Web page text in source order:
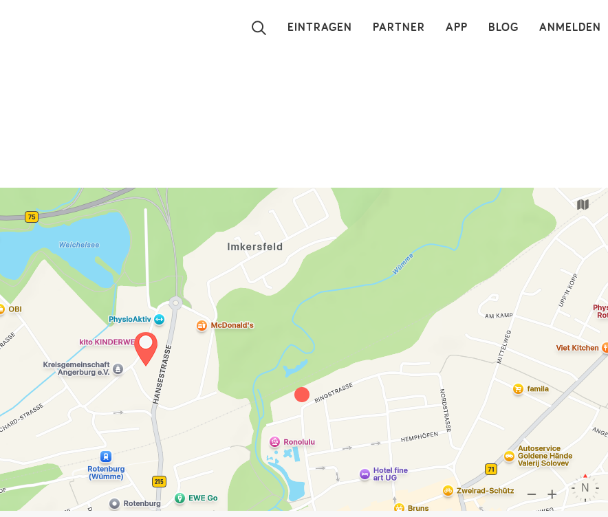
ANMELDEN
BLOG
APP
PARTNER
EINTRAGEN ×
Blog
Partner
Kontakt
Impressum
Anmelden